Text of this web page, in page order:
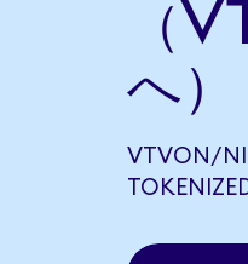
（
へ）
VTVON/